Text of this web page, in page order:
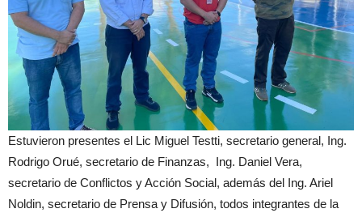
Estuvieron presentes el Lic Miguel Testti, secretario general, Ing.
Rodrigo Orué, secretario de Finanzas, Ing. Daniel Vera,
secretario de Conflictos y Acción Social, además del Ing. Ariel
Noldin, secretario de Prensa y Difusión, todos integrantes de la